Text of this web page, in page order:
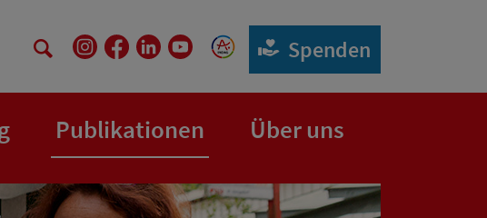
Spenden
Publikationen(aktuelle Seite)
Über uns